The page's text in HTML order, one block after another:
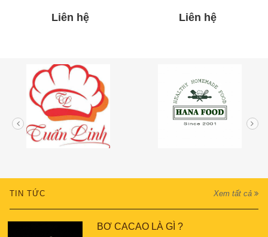
Liên hệ Liên hệ
TIN TỨC Xem tất cả
BƠ CACAO LÀ GÌ ?